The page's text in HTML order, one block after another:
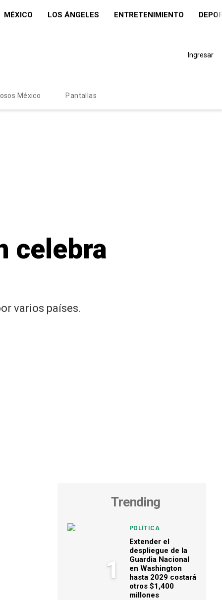
MÉXICO LOS ÁNGELES ENTRETENIMIENTO
Ingresar
México Pantallas
celebra
varios países.
Trending
1
POLÍTICA
Extender el
despliegue de la
Guardia Nacional
en Washington
hasta 2029 costará
otros $1,400
millones